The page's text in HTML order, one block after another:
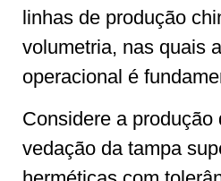
linhas de produção
volumetria, nas quais
operacional é
Considere a produção
vedação da tampa